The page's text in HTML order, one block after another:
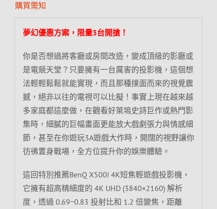
購買需知
夢幻優惠方案，限量3台開搶！
你是否想過將客廳或房間改造，變成頂級的影廳或
是電競天堂？只要擁有一台厲害的投影機，這個想
法輕輕鬆鬆就能實現，而且那種撲面而來的視覺震
撼，絕非以往的電視可以比擬！事實上現在越來越
多家庭都這麼做，在觀看好萊塢史詩巨作或熱門影
集時，細膩的巨幅畫面更能放大戲劇張力與情感細
節，甚至在你遊玩3A遊戲大作時，開闊的視野讓你
彷彿置身戰場，全方位提升你的娛樂體驗。
這回特別推薦BenQ X500i 4K短焦輕遊戲投影機，
它擁有超高精細度的 4K UHD (3840×2160) 解析
度，透過 0.69~0.83 投射比和 1.2 倍變焦，距離